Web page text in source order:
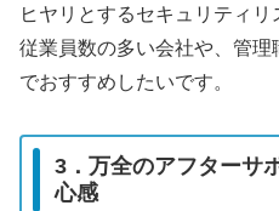
ヒヤリとするセキュリティ
従業員数の多い会社や、管
でおすすめしたいです。
3．万全のアフターサ
心感